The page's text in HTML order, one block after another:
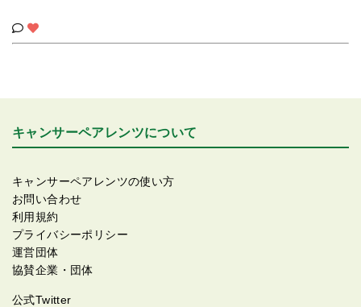
キャンサーペアレンツについて
キャンサーペアレンツの使い方
お問い合わせ
利用規約
プライバシーポリシー
運営団体
協賛企業・団体
公式Twitter